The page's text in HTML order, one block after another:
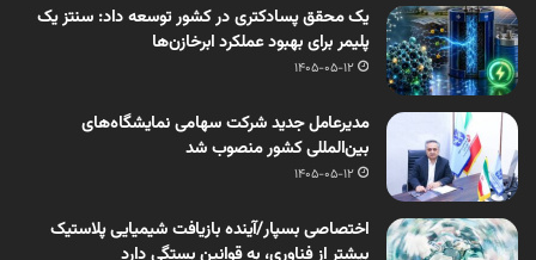
یک محقق پسادکتری در کشور توسعه داد: سنتز یک
پلیمر برای بهبود عملکرد ابرخازن‌ها
1405-05-12
مدیرعامل جدید شرکت سهامی نمایشگاه‌های
بین‌المللی کشور منصوب شد
1405-05-12
اختصاصی بسپار/آینده بازیافت شیمیایی پلاستیک
بیشتر از فناوری، به قوانین بستگی دارد